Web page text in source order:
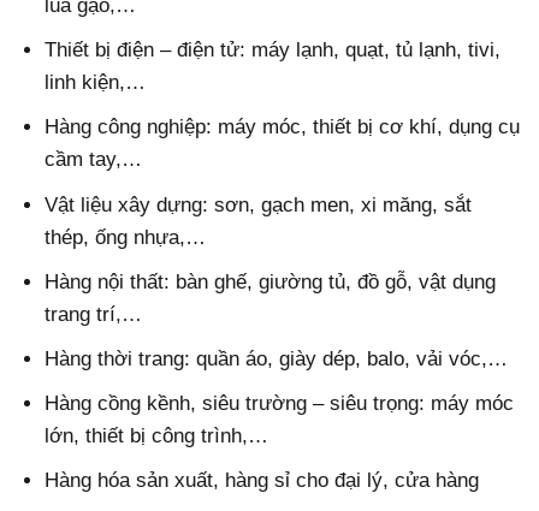
lúa gạo,…
Thiết bị điện – điện tử: máy lạnh, quạt, tủ lạnh, tivi,
linh kiện,…
Hàng công nghiệp: máy móc, thiết bị cơ khí, dụng cụ
cầm tay,…
Vật liệu xây dựng: sơn, gạch men, xi măng, sắt
thép, ống nhựa,…
Hàng nội thất: bàn ghế, giường tủ, đồ gỗ, vật dụng
trang trí,…
Hàng thời trang: quần áo, giày dép, balo, vải vóc,…
Hàng cồng kềnh, siêu trường – siêu trọng: máy móc
lớn, thiết bị công trình,…
Hàng hóa sản xuất, hàng sỉ cho đại lý, cửa hàng